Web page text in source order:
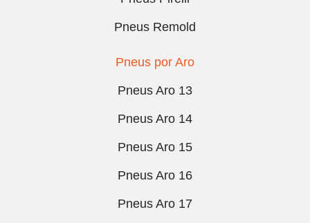
Pneus Remold
Pneus por Aro
Pneus Aro 13
Pneus Aro 14
Pneus Aro 15
Pneus Aro 16
Pneus Aro 17